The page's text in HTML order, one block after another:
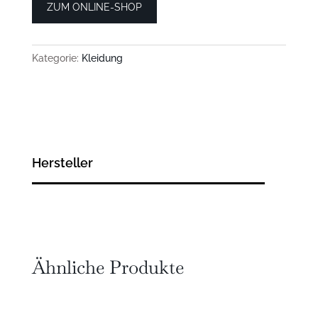
ZUM ONLINE-SHOP
Kategorie: Kleidung
Hersteller
Ähnliche Produkte